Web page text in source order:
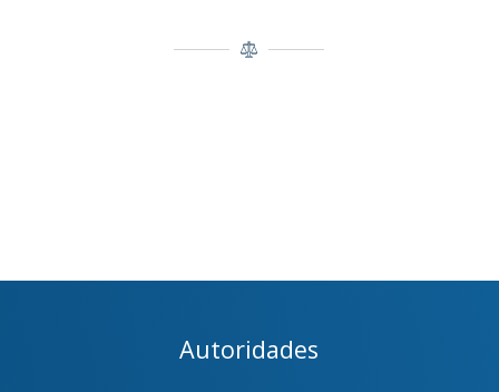
Autoridades